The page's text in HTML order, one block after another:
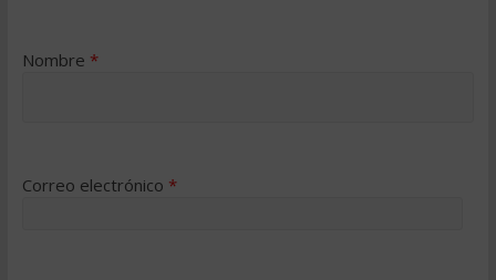
Nombre *
Correo electrónico *